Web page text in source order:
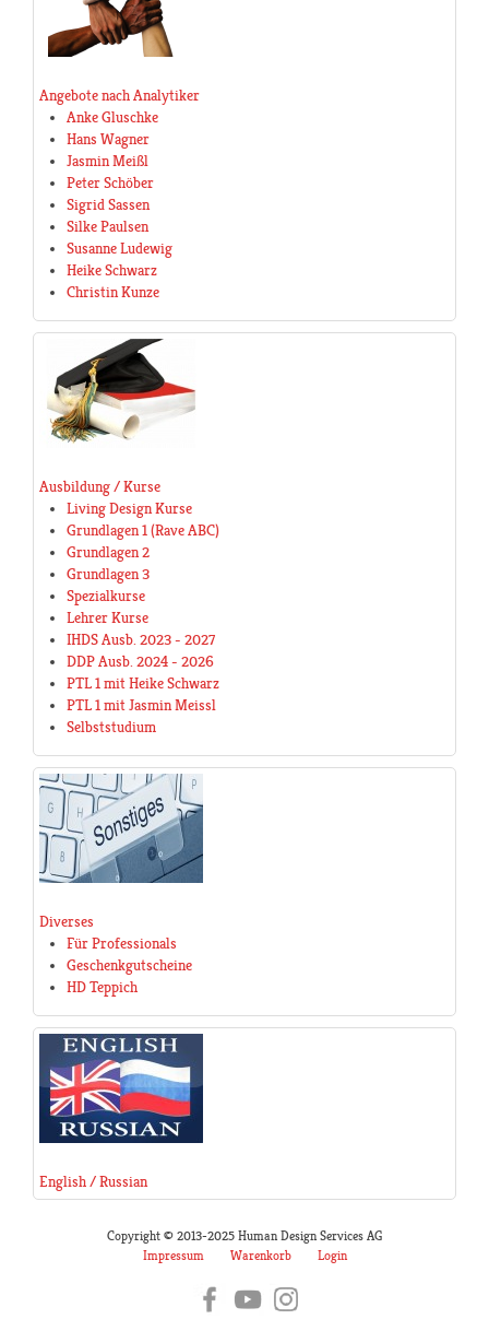
Angebote nach Analytiker
Anke Gluschke
Hans Wagner
Jasmin Meißl
Peter Schöber
Sigrid Sassen
Silke Paulsen
Susanne Ludewig
Heike Schwarz
Christin Kunze
Ausbildung / Kurse
Living Design Kurse
Grundlagen 1 (Rave ABC)
Grundlagen 2
Grundlagen 3
Spezialkurse
Lehrer Kurse
IHDS Ausb. 2023 - 2027
DDP Ausb. 2024 - 2026
PTL 1 mit Heike Schwarz
PTL 1 mit Jasmin Meissl
Selbststudium
Diverses
Für Professionals
Geschenkgutscheine
HD Teppich
English / Russian
Copyright © 2013-2025 Human Design Services AG
Impressum
Warenkorb Login